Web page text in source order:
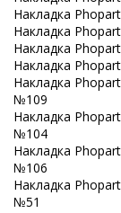
Накладка
Накладка
Накладка
Накладка
Накладка
№109
Накладка
№104
Накладка
№106
Накладка
№51